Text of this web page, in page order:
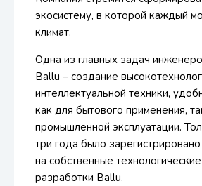
экосистему, в которой каждый
климат.
Одна из главных задач
Ballu – создание
интеллектуальной техники,
как для бытового применения,
промышленной эксплуатации.
три года было
на собственные
разработки Ballu.